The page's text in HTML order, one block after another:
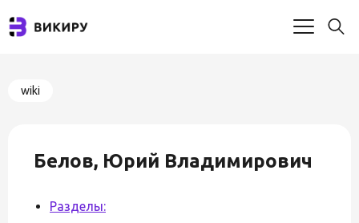
wiki
Белов, Юрий Владимирович
Разделы: